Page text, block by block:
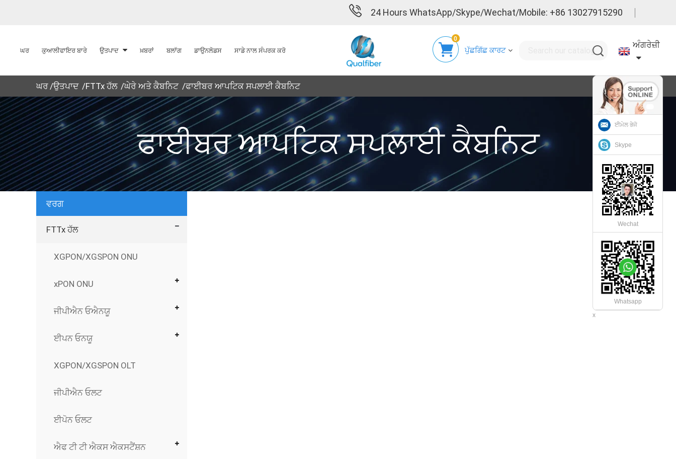
24 Hours WhatsApp/Skype/Wechat/Mobile: +86 13027915290
ਘਰ ਕੁਆਲੀਫਾਇਰ ਬਾਰੇ ਉਤਪਾਦ ਖ਼ਬਰਾਂ ਬਲਾੱਗ ਡਾਉਨਲੋਡਸ ਸਾਡੇ ਨਾਲ ਸੰਪਰਕ ਕਰੋ ਪੁੱਛਗਿੱਛ ਕਾਰਟ
0
ਅੰਗਰੇਜ਼ੀ
ਘਰ ਉਤਪਾਦ FTTx ਹੱਲ ਘੇਰੇ ਅਤੇ ਕੈਬਨਿਟ ਫਾਈਬਰ ਆਪਟਿਕ ਸਪਲਾਈ ਕੈਬਨਿਟ
ਫਾਈਬਰ ਆਪਟਿਕ ਸਪਲਾਈ ਕੈਬਨਿਟ
ਵਰਗ
FTTx ਹੱਲ
XGPON/XGSPON ONU
xPON ONU
ਜੀਪੀਐਨ ਓਐਨਯੂ
ਈਪਨ ਓਨਯੂ
XGPON/XGSPON OLT
ਜੀਪੀਐਨ ਓਲਟ
ਈਪੋਨ ਓਲਟ
ਐਫ ਟੀ ਟੀ ਐਕਸ ਐਕਸਟੈਂਸ਼ਨ
ਈਮੇਲ ਭੇਜੋ
Skype
Wechat
Whatsapp
x